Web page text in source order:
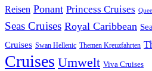
Reisen Ponant Princess Cruises
Seas Cruises Royal Caribbean
Cruises Swan Hellenic Themen Kreuzfahrten
Cruises Umwelt Viva Cruises